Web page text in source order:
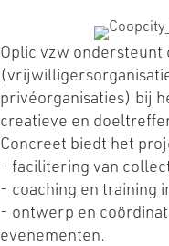
Oplic vzw ondersteunt
privéorganisaties) bij
creatieve en
Concreet biedt het
- facilitering van
- coaching en training
- ontwerp en
evenementen.